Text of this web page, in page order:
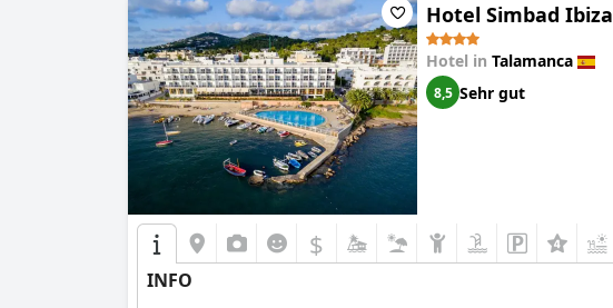
Hotel Simbad Ibiza
Hotel in Talamanca
8,5 Sehr gut
$
INFO